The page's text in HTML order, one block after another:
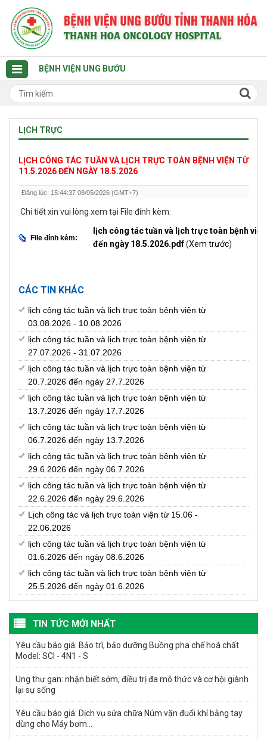
BỆNH VIỆN UNG BƯỚU
LỊCH TRỰC
LỊCH CÔNG TÁC TUẦN VÀ LỊCH TRỰC TOÀN BỆNH VIỆN TỪ
11.5.2026 ĐẾN NGÀY 18.5.2026
Đăng lúc: 15:44:37 08/05/2026 (GMT+7)
Chi tiết xin vui lòng xem tại File đính kèm:
File đính kèm:
lịch công tác tuần và lịch trực toàn bệnh
đến ngày 18.5.2026.pdf(Xem trước)
CÁC TIN KHÁC
lịch công tác tuần và lịch trực toàn bệnh viện từ
03.08.2026 - 10.08.2026
lịch công tác tuần và lịch trực toàn bệnh viện từ
27.07.2026 - 31.07.2026
lịch công tác tuần và lịch trực toàn bệnh viện từ
20.7.2026 đến ngày 27.7.2026
lịch công tác tuần và lịch trực toàn bệnh viện từ
13.7.2026 đến ngày 17.7.2026
lịch công tác tuần và lịch trực toàn bệnh viện từ
06.7.2026 đến ngày 13.7.2026
lịch công tác tuần và lịch trực toàn bệnh viện từ
29.6.2026 đến ngày 06.7.2026
lịch công tác tuần và lịch trực toàn bệnh viện từ
22.6.2026 đến ngày 29.6.2026
Lịch công tác và lịch trực toàn viện từ 15.06 -
22.06.2026
lịch công tác tuần và lịch trực toàn bệnh viện từ
01.6.2026 đến ngày 08.6.2026
lịch công tác tuần và lịch trực toàn bệnh viện từ
25.5.2026 đến ngày 01.6.2026
TIN TỨC MỚI NHẤT
Yêu cầu báo giá: Bảo trì, bảo dưỡng Buồng pha chế hoá chất
Model: SCI - 4N1 - S
Ung thư gan: nhận biết sớm, điều trị đa mô thức và cơ hội giành
lại sự sống
Yêu cầu báo giá: Dịch vụ sửa chữa Núm vặn đuổi khí bằng tay
dùng cho Máy bơm...